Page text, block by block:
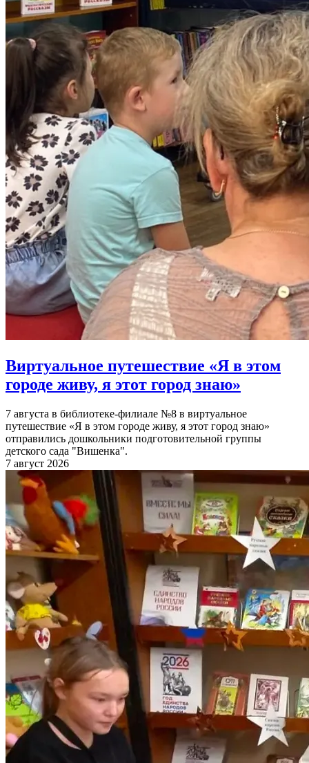
Виртуальное путешествие «Я в этом
городе живу, я этот город знаю»
7 августа в библиотеке-филиале №8 в виртуальное
путешествие «Я в этом городе живу, я этот город знаю»
отправились дошкольники подготовительной группы
детского сада "Вишенка".
7 август 2026